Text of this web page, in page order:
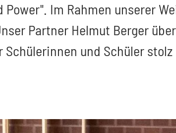
Im Rahmen unserer
Partner Helmut Berger
Schülerinnen und Schüler